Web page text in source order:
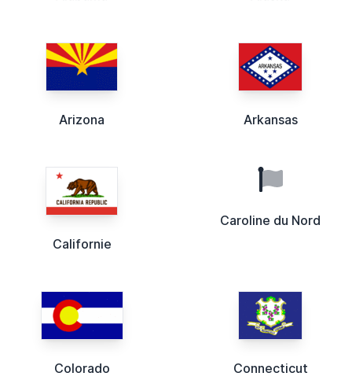
Arizona Arkansas
Californie
Caroline du Nord
Colorado Connecticut